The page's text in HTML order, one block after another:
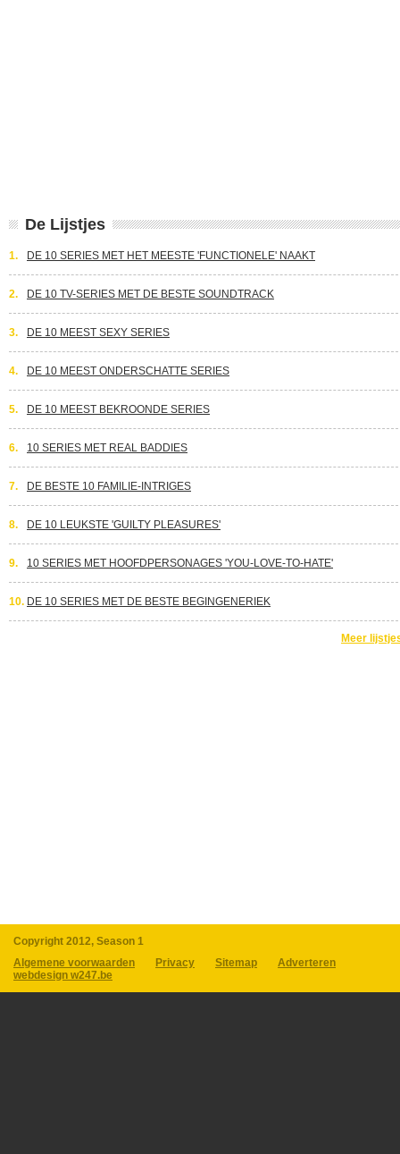
De Lijstjes
1. DE 10 SERIES MET HET MEESTE 'FUNCTIONELE' NAAKT
2. DE 10 TV-SERIES MET DE BESTE SOUNDTRACK
3. DE 10 MEEST SEXY SERIES
4. DE 10 MEEST ONDERSCHATTE SERIES
5. DE 10 MEEST BEKROONDE SERIES
6. 10 SERIES MET REAL BADDIES
7. DE BESTE 10 FAMILIE-INTRIGES
8. DE 10 LEUKSTE 'GUILTY PLEASURES'
9. 10 SERIES MET HOOFDPERSONAGES 'YOU-LOVE-TO-HATE'
10. DE 10 SERIES MET DE BESTE BEGINGENERIEK
Meer
Copyright 2012, Season 1
Algemene voorwaarden
Privacy Sitemap
Adverteren
webdesign w247.be